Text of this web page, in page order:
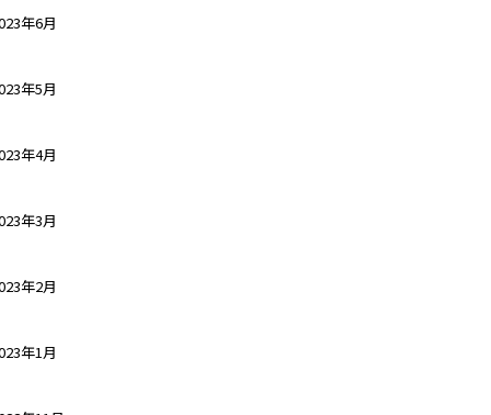
年6月
年5月
年4月
年3月
年2月
年1月